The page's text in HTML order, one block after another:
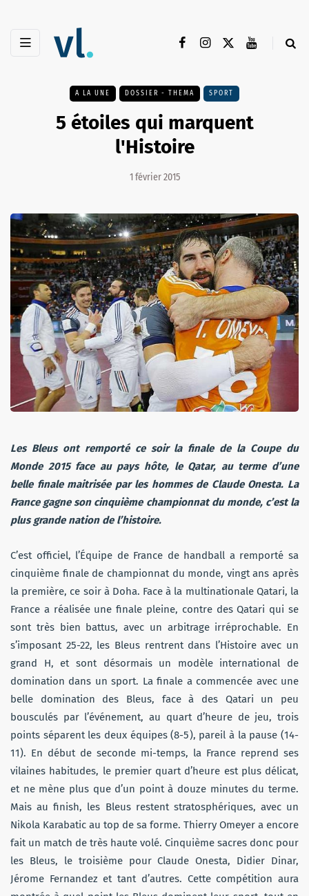
A LA UNE DOSSIER - THEMA SPORT
5 étoiles qui marquent
l'Histoire
1 février 2015
Les Bleus ont remporté ce soir la finale de la Coupe du
Monde 2015 face au pays hôte, le Qatar, au terme d’une
belle finale maitrisée par les hommes de Claude Onesta. La
France gagne son cinquième championnat du monde, c’est la
plus grande nation de l’histoire.
C’est officiel, l’Équipe de France de handball a remporté sa
cinquième finale de championnat du monde, vingt ans après
la première, ce soir à Doha. Face à la multinationale Qatari, la
France a réalisée une finale pleine, contre des Qatari qui se
sont très bien battus, avec un arbitrage irréprochable. En
s’imposant 25-22, les Bleus rentrent dans l’Histoire avec un
grand H, et sont désormais un modèle international de
domination dans un sport. La finale a commencée avec une
belle domination des Bleus, face à des Qatari un peu
bousculés par l’événement, au quart d’heure de jeu, trois
points séparent les deux équipes (8-5), pareil à la pause (14-
11). En début de seconde mi-temps, la France reprend ses
vilaines habitudes, le premier quart d’heure est plus délicat,
et ne mène plus que d’un point à douze minutes du terme.
Mais au finish, les Bleus restent stratosphériques, avec un
Nikola Karabatic au top de sa forme. Thierry Omeyer a encore
fait un match de très haute volé. Cinquième sacres donc pour
les Bleus, le troisième pour Claude Onesta, Didier Dinar,
Jérome Fernandez et tant d’autres. Cette compétition aura